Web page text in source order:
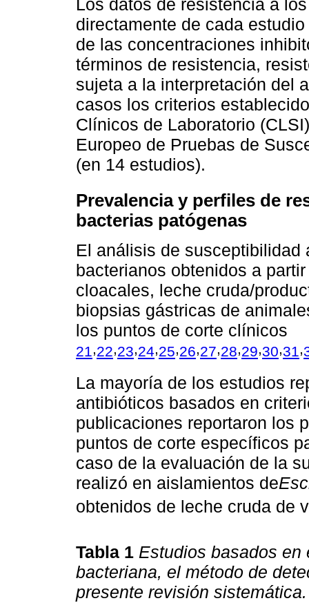
Los datos de resistencia a
directamente de cada
de las concentraciones
términos de resistencia,
sujeta a la interpretación del
casos los criterios
Clínicos de Laboratorio
Europeo de Pruebas de
(en 14 estudios).
Prevalencia y perfiles de
bacterias patógenas
El análisis de
bacterianos obtenidos a
cloacales, leche cruda/
biopsias gástricas de
los puntos de corte clínicos
21,22,23,24,25,26,27,28,29,30,31,
La mayoría de los estudios
antibióticos basados en
publicaciones reportaron los
puntos de corte específicos
caso de la evaluación de la
realizó en aislamientos de
obtenidos de leche cruda de
Tabla 1 Estudios basados
bacteriana, el método de
presente revisión sistemática.